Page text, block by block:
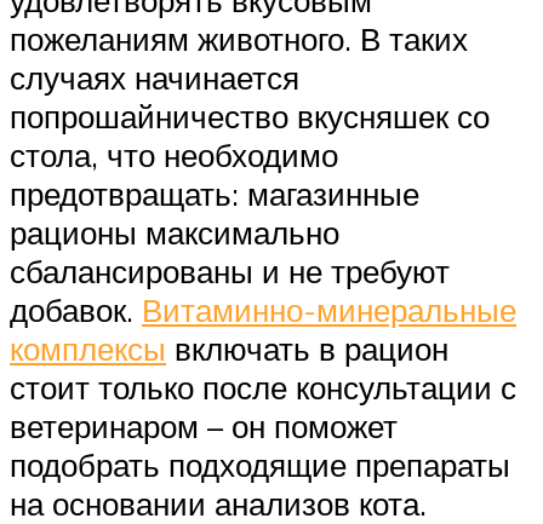
пожеланиям животного. В таких
случаях начинается
попрошайничество вкусняшек со
стола, что необходимо
предотвращать: магазинные
рационы максимально
сбалансированы и не требуют
добавок. Витаминно-минеральные
комплексы включать в рацион
стоит только после консультации с
ветеринаром – он поможет
подобрать подходящие препараты
на основании анализов кота.